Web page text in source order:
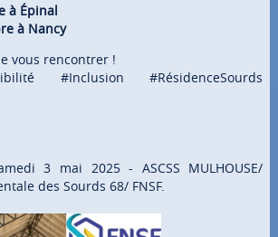
à Épinal
à Nancy
vous rencontrer !
#Inclusion #RésidenceSourds
3 mai 2025 - ASCSS MULHOUSE/
des Sourds 68/ FNSF.